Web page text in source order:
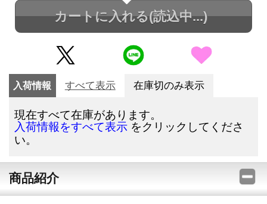
カートに入れる(読込中...)
入荷情報 すべて表示 在庫切のみ表示
現在すべて在庫があります。
入荷情報をすべて表示 をクリックしてくださ
い。
商品紹介